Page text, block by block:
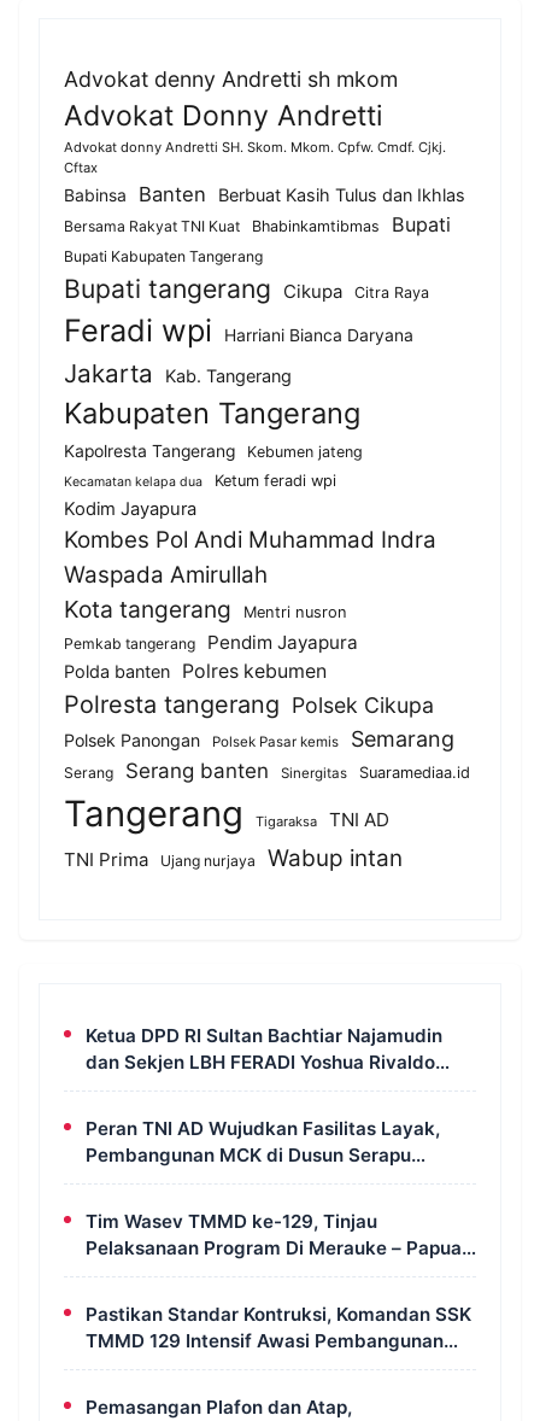
Advokat denny Andretti sh mkom
Advokat Donny Andretti
Advokat donny Andretti SH. Skom. Mkom. Cpfw. Cmdf. Cjkj.
Cftax
Babinsa Banten Berbuat Kasih Tulus dan Ikhlas
Bersama Rakyat TNI Kuat Bhabinkamtibmas Bupati
Bupati Kabupaten Tangerang
Bupati tangerang Cikupa Citra Raya
Feradi wpi Harriani Bianca Daryana
Jakarta Kab. Tangerang
Kabupaten Tangerang
Kapolresta Tangerang Kebumen jateng
Kecamatan kelapa dua Ketum feradi wpi
Kodim Jayapura
Kombes Pol Andi Muhammad Indra
Waspada Amirullah
Kota tangerang
Mentri nusron
Pemkab tangerang
Pendim Jayapura
Polda banten Polres kebumen
Polresta tangerang Polsek Cikupa
Polsek Panongan Polsek Pasar kemis Semarang
Serang Serang banten Sinergitas Suaramediaa.id
Tangerang Tigaraksa
TNI AD
TNI Prima
Ujang nurjaya Wabup intan
Ketua DPD RI Sultan Bachtiar Najamudin
dan Sekjen LBH FERADI Yoshua Rivaldo
Bahas Geopolitik dan Supremasi Hukum
Peran TNI AD Wujudkan Fasilitas Layak,
Pembangunan MCK di Dusun Serapu
Rampung Dikerjakan
Tim Wasev TMMD ke-129, Tinjau
Pelaksanaan Program Di Merauke – Papua
Selatan
Pastikan Standar Kontruksi, Komandan SSK
TMMD 129 Intensif Awasi Pembangunan
MCK di Wanam
Pemasangan Plafon dan Atap,